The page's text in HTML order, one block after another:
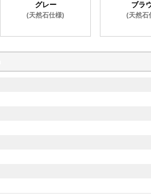
グレー
(天然石仕様)
ブラ
(天然石